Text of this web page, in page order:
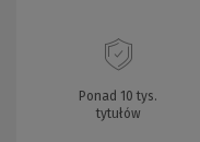
Ponad 10 tys.
tytułów